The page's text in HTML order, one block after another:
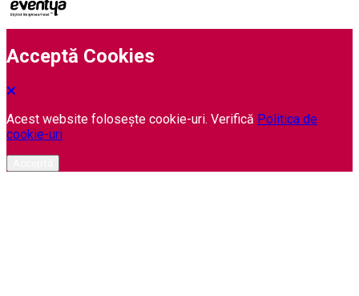
Acceptă Cookies
Acest website folosește cookie-uri. Verifică Politica de
cookie-uri